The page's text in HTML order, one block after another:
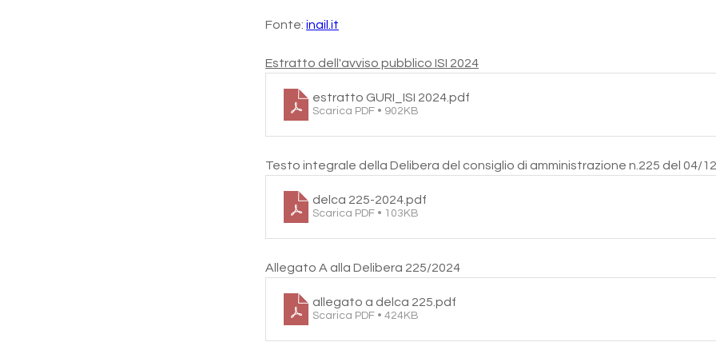
Fonte: inail.it
Estratto dell'avviso pubblico ISI 2024
estratto GURI_ISI 2024.pdf
Scarica PDF • 902KB
Testo integrale della Delibera del consiglio di amministrazione n.225 del 04/
delca 225-2024.pdf
Scarica PDF • 103KB
Allegato A alla Delibera 225/2024
allegato a delca 225 .pdf
Scarica PDF • 424KB